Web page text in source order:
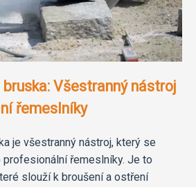
bruska: Všestranný nástroj
řemeslníky
je všestranný nástroj, který se
řemeslníky. Je to
slouží k broušení a ostření